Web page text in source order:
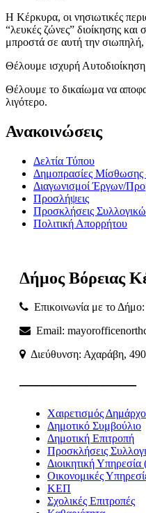
Η Κέρκυρα, οι νησιωτικές
“λευκές ζώνες” διοίκησης
μπροστά σε αυτή την
Θέλουμε ισχυρή Αυτοδιοίκηση
Θέλουμε το δικαίωμα να
λιγότερο.
Ανακοινώσεις
Δελτία Τύπου
Δημοπρασίες
Διαγωνισμοί Έργων/
Προσλήψεις
Προσκλήσεις
Πολιτική Απορρήτου
Δήμος Βόρειας
Επικοινωνία με το
Email:
Διεύθυνση: Αχαράβη,
———————
Χαιρετισμός
Δημοτικό Συμβούλιο
Δημοτική Επιτροπή
Προσκλήσεις
Διοικητική
Οικονομικές
ΚΕΠ
Σχολικές Επιτροπές